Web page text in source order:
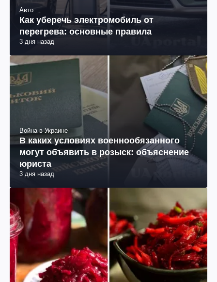
Авто
Как уберечь электромобиль от
перегрева: основные правила
3 дня назад
Война в Украине
В каких условиях военнообязанного
могут объявить в розыск: объяснение
юриста
3 дня назад